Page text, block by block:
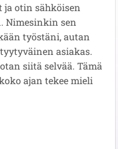
otin sähköisen
Nimesinkin sen
työstäni, autan
asiakas.
siitä selvää. Tämä
ajan tekee mieli